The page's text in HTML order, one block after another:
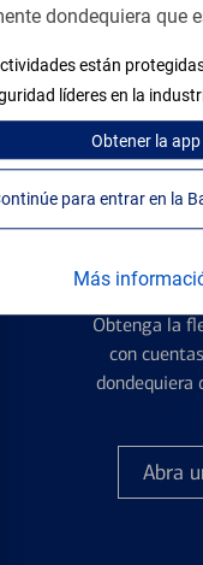
dondequiera que
están
líderes en la
Obtenerla app
Más
financiera
Obtenga la
con
dondequiera
Abra